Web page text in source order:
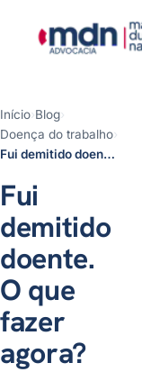
Início›Blog›
Doença do trabalho›
Fui demitido doente. O que fazer agora?
Fui
demitido
doente.
O que
fazer
agora?